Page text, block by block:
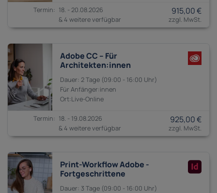
18. - 20.08.2026
& 4 weitere verfügbar
915,00 €
Adobe CC – Für
Architekten:innen
2 Tage 09:00 - 16:00
Anfänger:innen
18. - 19.08.2026
& 4 weitere verfügbar
925,00 €
Print-Workflow Adobe -
Fortgeschrittene
3 Tage 09:00 - 16:00